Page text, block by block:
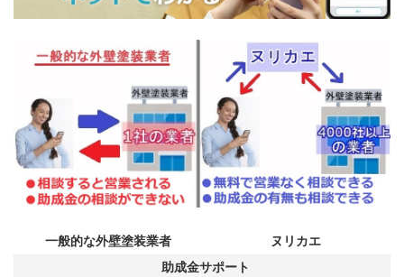
一般的な外壁塗装業者
ヌリカエ
助成金サポート